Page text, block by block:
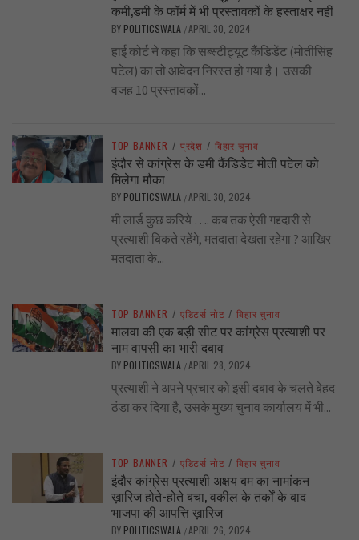
कमी,डमी के फॉर्म में भी प्रस्तावकों के हस्ताक्षर नहीं
BY POLITICSWALA /APRIL 30, 2024
हाई कोर्ट ने कहा कि सब्स्टीट्यूट कैंडिडेंट (मोतीसिंह
पटेल) का तो आवेदन निरस्त हो गया है। उसकी
वजह 10 प्रस्तावकों...
TOP BANNER / प्रदेश / बिहार चुनाव
इंदौर से कांग्रेस के डमी कैंडिडेट मोती पटेल को
मिलेगा मौका
BY POLITICSWALA /APRIL 30, 2024
मी लार्ड कुछ करिये …. कब तक ऐसी गद्द्दारी से
प्रत्याशी बिकते रहेंगे, मतदाता देखता रहेगा ? आखिर
मतदाता के...
TOP BANNER / एडिटर्स नोट / बिहार चुनाव
मालवा की एक बड़ी सीट पर कांग्रेस प्रत्याशी पर
नाम वापसी का भारी दबाव
BY POLITICSWALA /APRIL 28, 2024
प्रत्याशी ने अपने प्रचार को इसी दबाव के चलते बेहद
ठंडा कर दिया है, उसके मुख्य चुनाव कार्यालय में भी...
TOP BANNER / एडिटर्स नोट / बिहार चुनाव
इंदौर कांग्रेस प्रत्याशी अक्षय बम का नामांकन
ख़ारिज होते-होते बचा, वकील के तर्कों के बाद
भाजपा की आपत्ति ख़ारिज
BY POLITICSWALA /APRIL 26, 2024